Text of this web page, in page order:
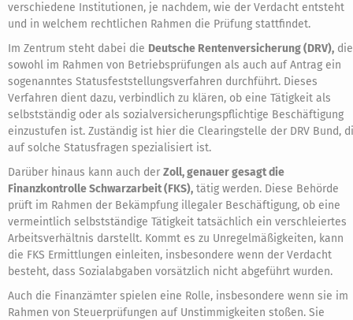
verschiedene Institutionen, je nachdem, wie der Verdacht entsteht
und in welchem rechtlichen Rahmen die Prüfung stattfindet.
Im Zentrum steht dabei die Deutsche Rentenversicherung (DRV), die
sowohl im Rahmen von Betriebsprüfungen als auch auf Antrag ein
sogenanntes Statusfeststellungsverfahren durchführt. Dieses
Verfahren dient dazu, verbindlich zu klären, ob eine Tätigkeit als
selbstständig oder als sozialversicherungspflichtige Beschäftigung
einzustufen ist. Zuständig ist hier die Clearingstelle der DRV Bund,
auf solche Statusfragen spezialisiert ist.
Darüber hinaus kann auch der Zoll, genauer gesagt die
Finanzkontrolle Schwarzarbeit (FKS), tätig werden. Diese Behörde
prüft im Rahmen der Bekämpfung illegaler Beschäftigung, ob eine
vermeintlich selbstständige Tätigkeit tatsächlich ein verschleiertes
Arbeitsverhältnis darstellt. Kommt es zu Unregelmäßigkeiten, kann
die FKS Ermittlungen einleiten, insbesondere wenn der Verdacht
besteht, dass Sozialabgaben vorsätzlich nicht abgeführt wurden.
Auch die Finanzämter spielen eine Rolle, insbesondere wenn sie im
Rahmen von Steuerprüfungen auf Unstimmigkeiten stoßen. Sie